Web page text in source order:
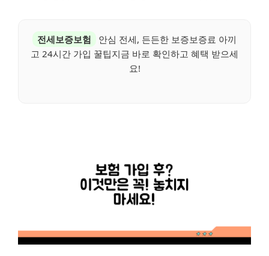
전세보증보험
안심 전세, 든든한 보증보증료 아끼
고 24시간 가입 꿀팁지금 바로 확인하고 혜택 받으세
요!